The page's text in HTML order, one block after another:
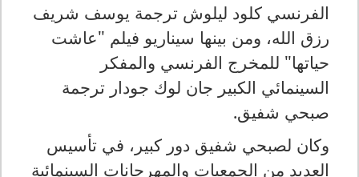
الفرنسي كلود ليلوش ترجمة يوسف شريف
رزق الله، ومن بينها سيناريو فيلم "عاشت
حياتها" للمخرج الفرنسي والمفكر
السينمائي الكبير جان لوك جودار ترجمة
صبحي شفيق.
وكان لصبحي شفيق دور كبير، في تأسيس
العديد من الجمعيات والمهرجانات السينمائية